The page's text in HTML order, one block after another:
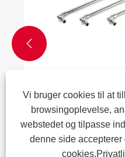
Skal jeg bruge

Vi bruger cookies til at
browsingoplevelse,
webstedet og tilpasse
denne side accepterer
cookies.